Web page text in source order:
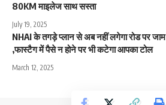
80KM माइलेज साथ सस्ता
July 19, 2025
NHAI के तगड़े प्लान से अब नहीं लगेगा रोड पर जाम
,फास्टैग में पैसे न होने पर भी कटेगा आपका टोल
March 12, 2025